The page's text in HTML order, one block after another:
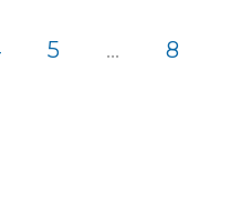
5 ... 8